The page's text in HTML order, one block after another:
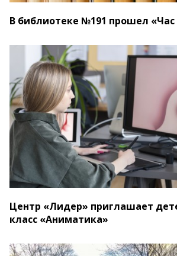
В библиотеке №191 прошел
Центр «Лидер» приглашает
класс «Аниматика»